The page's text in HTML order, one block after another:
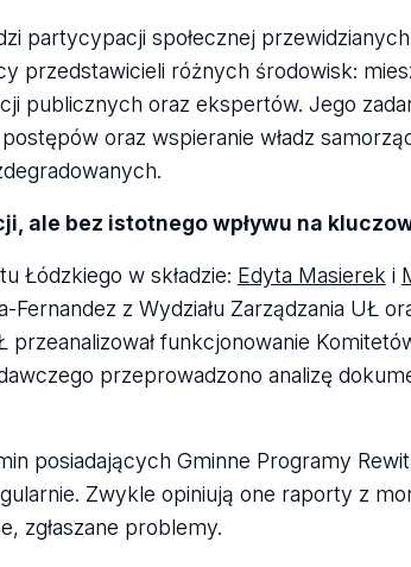
partycypacji społecznej
przedstawicieli różnych środowisk:
publicznych oraz ekspertów. Jego
oraz wspieranie władz
ale bez istotnego wpływu na
Łódzkiego w składzie: Edyta Masiereki
z Wydziału Zarządzania UŁ
funkcjonowanie
przeprowadzono analizę
posiadających Gminne Programy
Zwykle opiniują one raporty z
zgłaszane problemy.